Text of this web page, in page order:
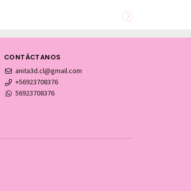
CONTÁCTANOS
anita3d.cl@gmail.com
+56923708376
56923708376